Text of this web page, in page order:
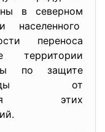
в северном
населенного
переноса
территории
по защите
от
этих